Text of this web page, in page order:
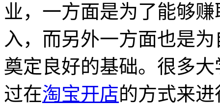
业，一方面是为了能够
入，而另外一方面也是
奠定良好的基础。很多
过在淘宝开店的方式来